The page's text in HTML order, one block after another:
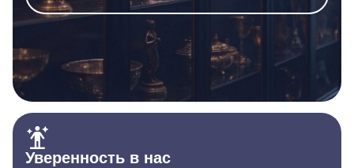
Уверенность в нас